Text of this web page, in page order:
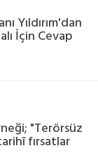
Yıldırım'dan
İçin Cevap
"Terörsüz
fırsatlar